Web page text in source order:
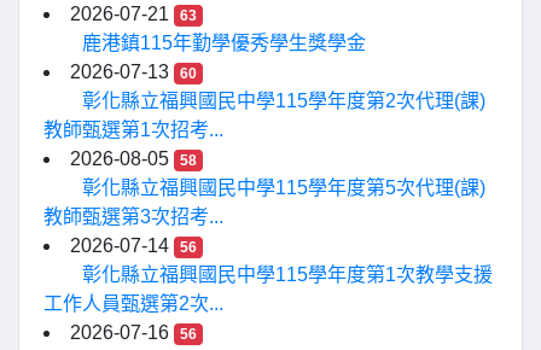
2026-07-21
63
鹿港鎮115年勤學優秀學生獎學金
2026-07-13
60
彰化縣立福興國民中學115學年度第2次代理(課)
教師甄選第1次招考...
2026-08-05
58
彰化縣立福興國民中學115學年度第5次代理(課)
教師甄選第3次招考...
2026-07-14
56
彰化縣立福興國民中學115學年度第1次教學支援
工作人員甄選第2次...
2026-07-16
56